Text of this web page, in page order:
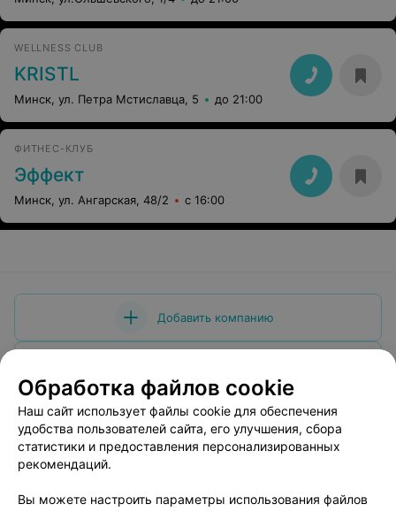
WELLNESS CLUB
KRISTL
Минск, ул. Петра Мстиславца, 5 до 21:00
ФИТНЕС-КЛУБ
Эффект
Минск, ул. Ангарская, 48/2 с 16:00
Добавить компанию
О проекте
Медицинский маркетинг
Публичный договор
Обработка файлов cookie
Наш сайт использует файлы cookie для обеспечения
удобства пользователей сайта, его улучшения, сбора
статистики и предоставления персонализированных
рекомендаций.
Вы можете настроить параметры использования файлов